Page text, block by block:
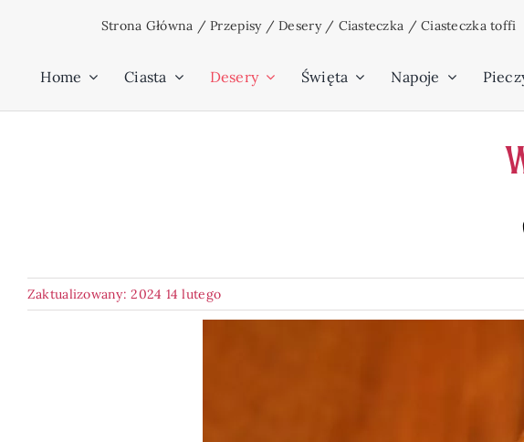
Strona Główna /Przepisy/Desery/ Ciasteczka /Ciasteczka toffi
Home Ciasta Desery Święta Napoje
Zaktualizowany: 2024 14 lutego